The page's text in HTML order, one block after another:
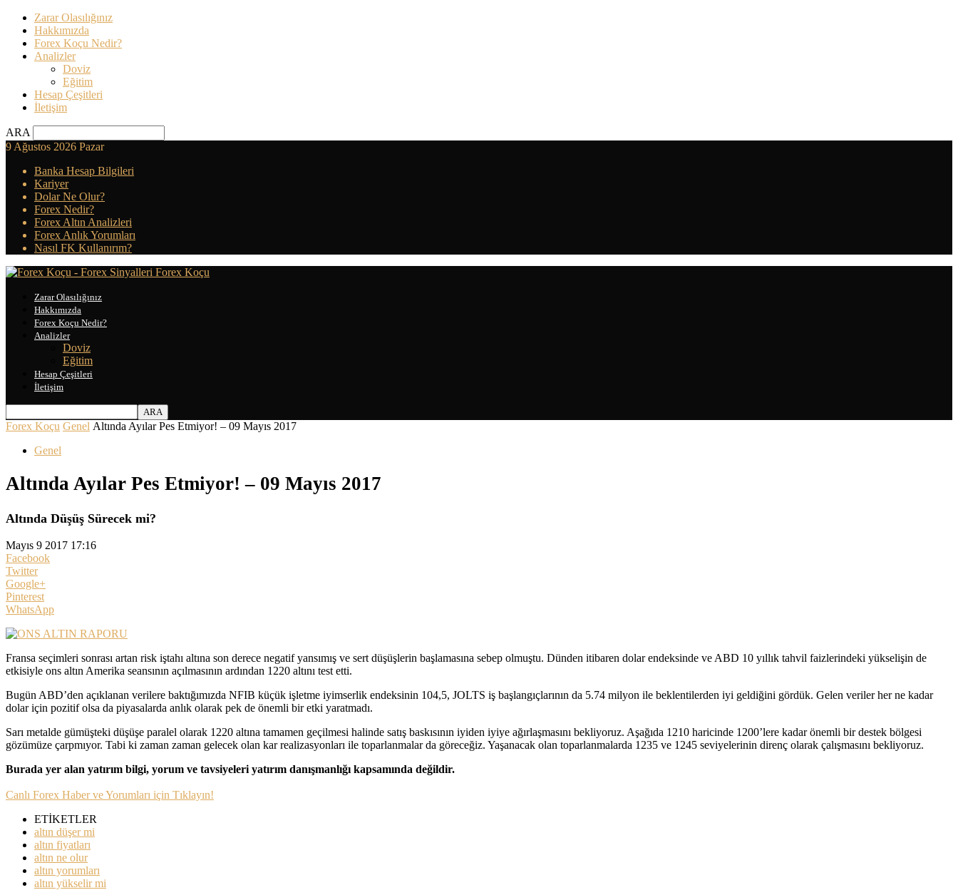
Zarar Olasılığınız
Hakkımızda
Forex Koçu Nedir?
Analizler
Doviz
Eğitim
Hesap Çeşitleri
İletişim
ARA
9 Ağustos 2026 Pazar
Banka Hesap Bilgileri
Kariyer
Dolar Ne Olur?
Forex Nedir?
Forex Altın Analizleri
Forex Anlık Yorumları
Nasıl FK Kullanırım?
Forex Koçu
Zarar Olasılığınız
Hakkımızda
Forex Koçu Nedir?
Analizler
Doviz
Eğitim
Hesap Çeşitleri
İletişim
Forex Koçu Genel Altında Ayılar Pes Etmiyor! – 09 Mayıs 2017
Genel
Altında Ayılar Pes Etmiyor! – 09 Mayıs 2017
Altında Düşüş Sürecek mi?
Mayıs 9 2017 17:16
Facebook
Twitter
Google+
Pinterest
WhatsApp
Fransa seçimleri sonrası artan risk iştahı altına son derece negatif yansımış ve sert düşüşlerin başlamasına sebep olmuştu. Dünden itibaren dolar endeksinde ve ABD 10 yıllık tahvil faizlerindeki yükselişin de
etkisiyle ons altın Amerika seansının açılmasının ardından 1220 altını test etti.
Bugün ABD’den açıklanan verilere baktığımızda NFIB küçük işletme iyimserlik endeksinin 104,5, JOLTS iş başlangıçlarının da 5.74 milyon ile beklentilerden iyi geldiğini gördük. Gelen veriler her ne kadar
dolar için pozitif olsa da piyasalarda anlık olarak pek de önemli bir etki yaratmadı.
Sarı metalde gümüşteki düşüşe paralel olarak 1220 altına tamamen geçilmesi halinde satış baskısının iyiden iyiye ağırlaşmasını bekliyoruz. Aşağıda 1210 haricinde 1200’lere kadar önemli bir destek bölgesi
gözümüze çarpmıyor. Tabi ki zaman zaman gelecek olan kar realizasyonları ile toparlanmalar da göreceğiz. Yaşanacak olan toparlanmalarda 1235 ve 1245 seviyelerinin direnç olarak çalışmasını bekliyoruz.
Burada yer alan yatırım bilgi, yorum ve tavsiyeleri yatırım danışmanlığı kapsamında değildir.
Canlı Forex Haber ve Yorumları için Tıklayın!
ETİKETLER
altın düşer mi
altın fiyatları
altın ne olur
altın yorumları
altın yükselir mi